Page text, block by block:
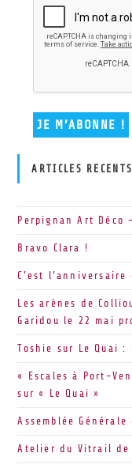
ARTICLES RECENTS
Perpignan Art Déco
Bravo Clara !
C’est
Les arènes de
Garidou le 22 mai
Toshie sur Le Quai
« Escales à Port-
sur « Le Quai »
Assemblée
Atelier du Vitrail de